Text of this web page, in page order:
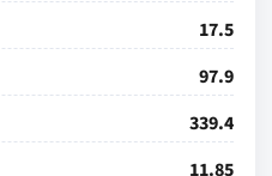
17.5
97.9
339.4
11.85